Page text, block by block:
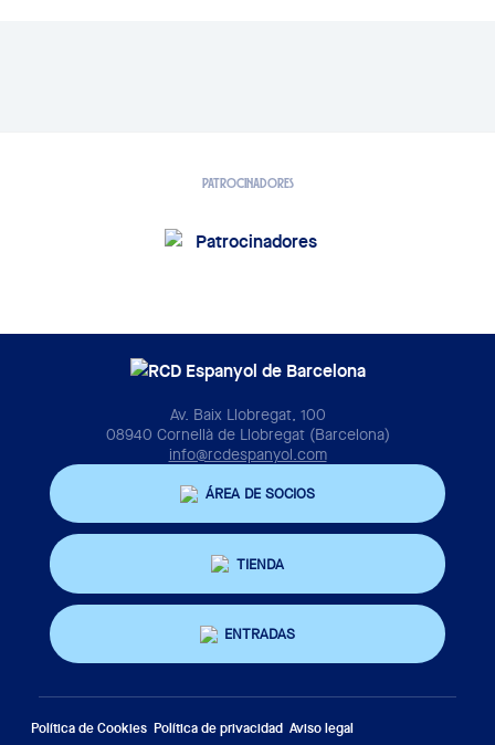
PATROCINADORES
Av. Baix Llobregat, 100
08940 Cornellà de Llobregat (Barcelona)
info@rcdespanyol.com
ÁREA DE SOCIOS
TIENDA
ENTRADAS
Política de Cookies Política de privacidad Aviso legal